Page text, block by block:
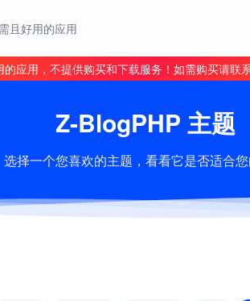
且好用的应用
应用，不提供购买和下载服务！如需购买请联
Z-BlogPHP 主题
选择一个您喜欢的主题，看看它是否适合